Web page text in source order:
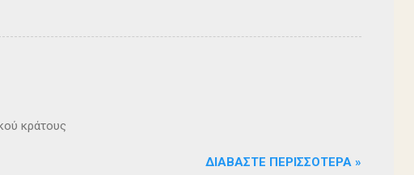
κράτους
ΔΙΑΒΆΣΤΕ ΠΕΡΙΣΣΌΤΕΡΑ »